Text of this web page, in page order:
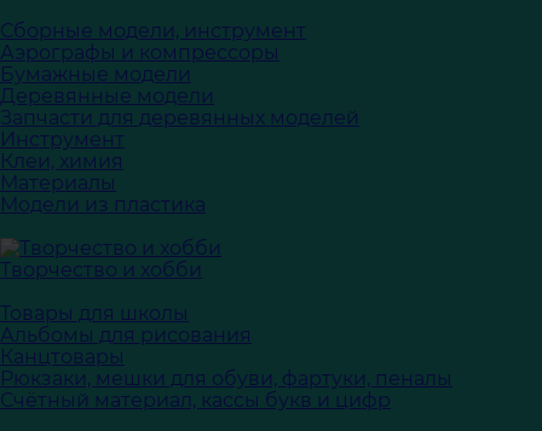
Сборные модели, инструмент
Аэрографы и компрессоры
Бумажные модели
Деревянные модели
Запчасти для деревянных моделей
Инструмент
Клеи, химия
Материалы
Модели из пластика
Творчество и хобби
Товары для школы
Альбомы для рисования
Канцтовары
Рюкзаки, мешки для обуви, фартуки, пеналы
Счётный материал, кассы букв и цифр